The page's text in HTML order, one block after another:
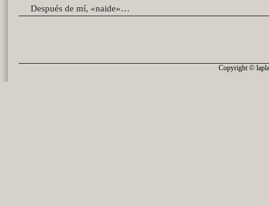
Después de mí, «naide»…
Copyright ©